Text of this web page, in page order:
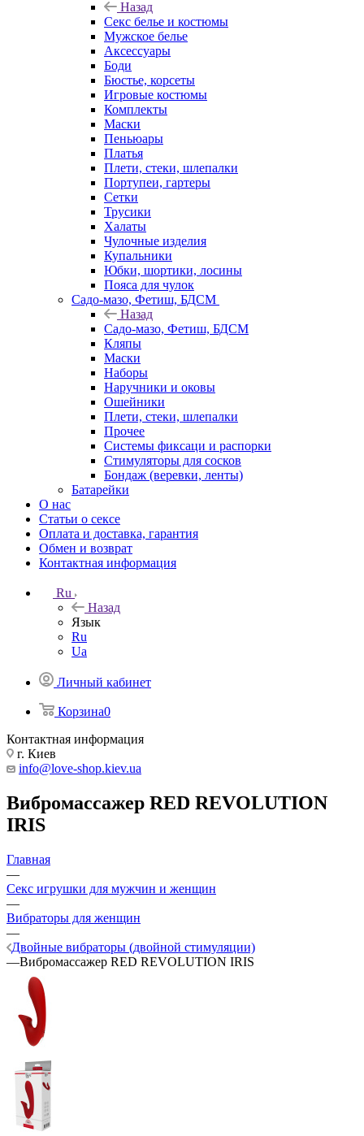
Назад
Секс белье и костюмы
Мужское белье
Аксессуары
Боди
Бюстье, корсеты
Игровые костюмы
Комплекты
Маски
Пеньюары
Платья
Плети, стеки, шлепалки
Портупеи, гартеры
Сетки
Трусики
Халаты
Чулочные изделия
Купальники
Юбки, шортики, лосины
Пояса для чулок
Садо-мазо, Фетиш, БДСМ
Назад
Садо-мазо, Фетиш, БДСМ
Кляпы
Маски
Наборы
Наручники и оковы
Ошейники
Плети, стеки, шлепалки
Прочее
Системы фиксаци и распорки
Стимуляторы для сосков
Бондаж (веревки, ленты)
Батарейки
О нас
Статьи о сексе
Оплата и доставка, гарантия
Обмен и возврат
Контактная информация
Ru
Назад
Язык
Ru
Ua
Личный кабинет
Корзина0
Контактная информация
г. Киев
info@love-shop.kiev.ua
Вибромассажер RED REVOLUTION
IRIS
Главная
—
Секс игрушки для мужчин и женщин
—
Вибраторы для женщин
—
Двойные вибраторы (двойной стимуляции)
—Вибромассажер RED REVOLUTION IRIS